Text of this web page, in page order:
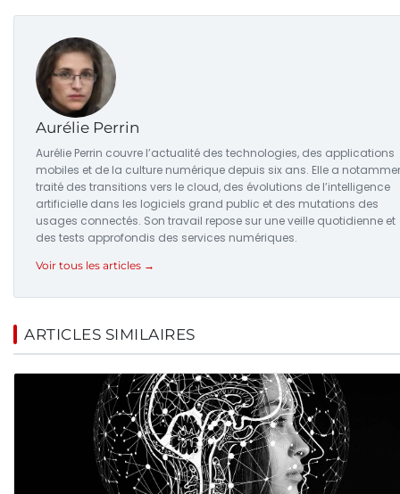
Aurélie Perrin
Aurélie Perrin couvre l’actualité des technologies, des applications
mobiles et de la culture numérique depuis six ans. Elle a
traité des transitions vers le cloud, des évolutions de l’intelligence
artificielle dans les logiciels grand public et des mutations des
usages connectés. Son travail repose sur une veille quotidienne et
des tests approfondis des services numériques.
Voir tous les articles →
ARTICLES SIMILAIRES